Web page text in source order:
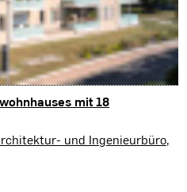
mit 18
und Ingenieurbüro,